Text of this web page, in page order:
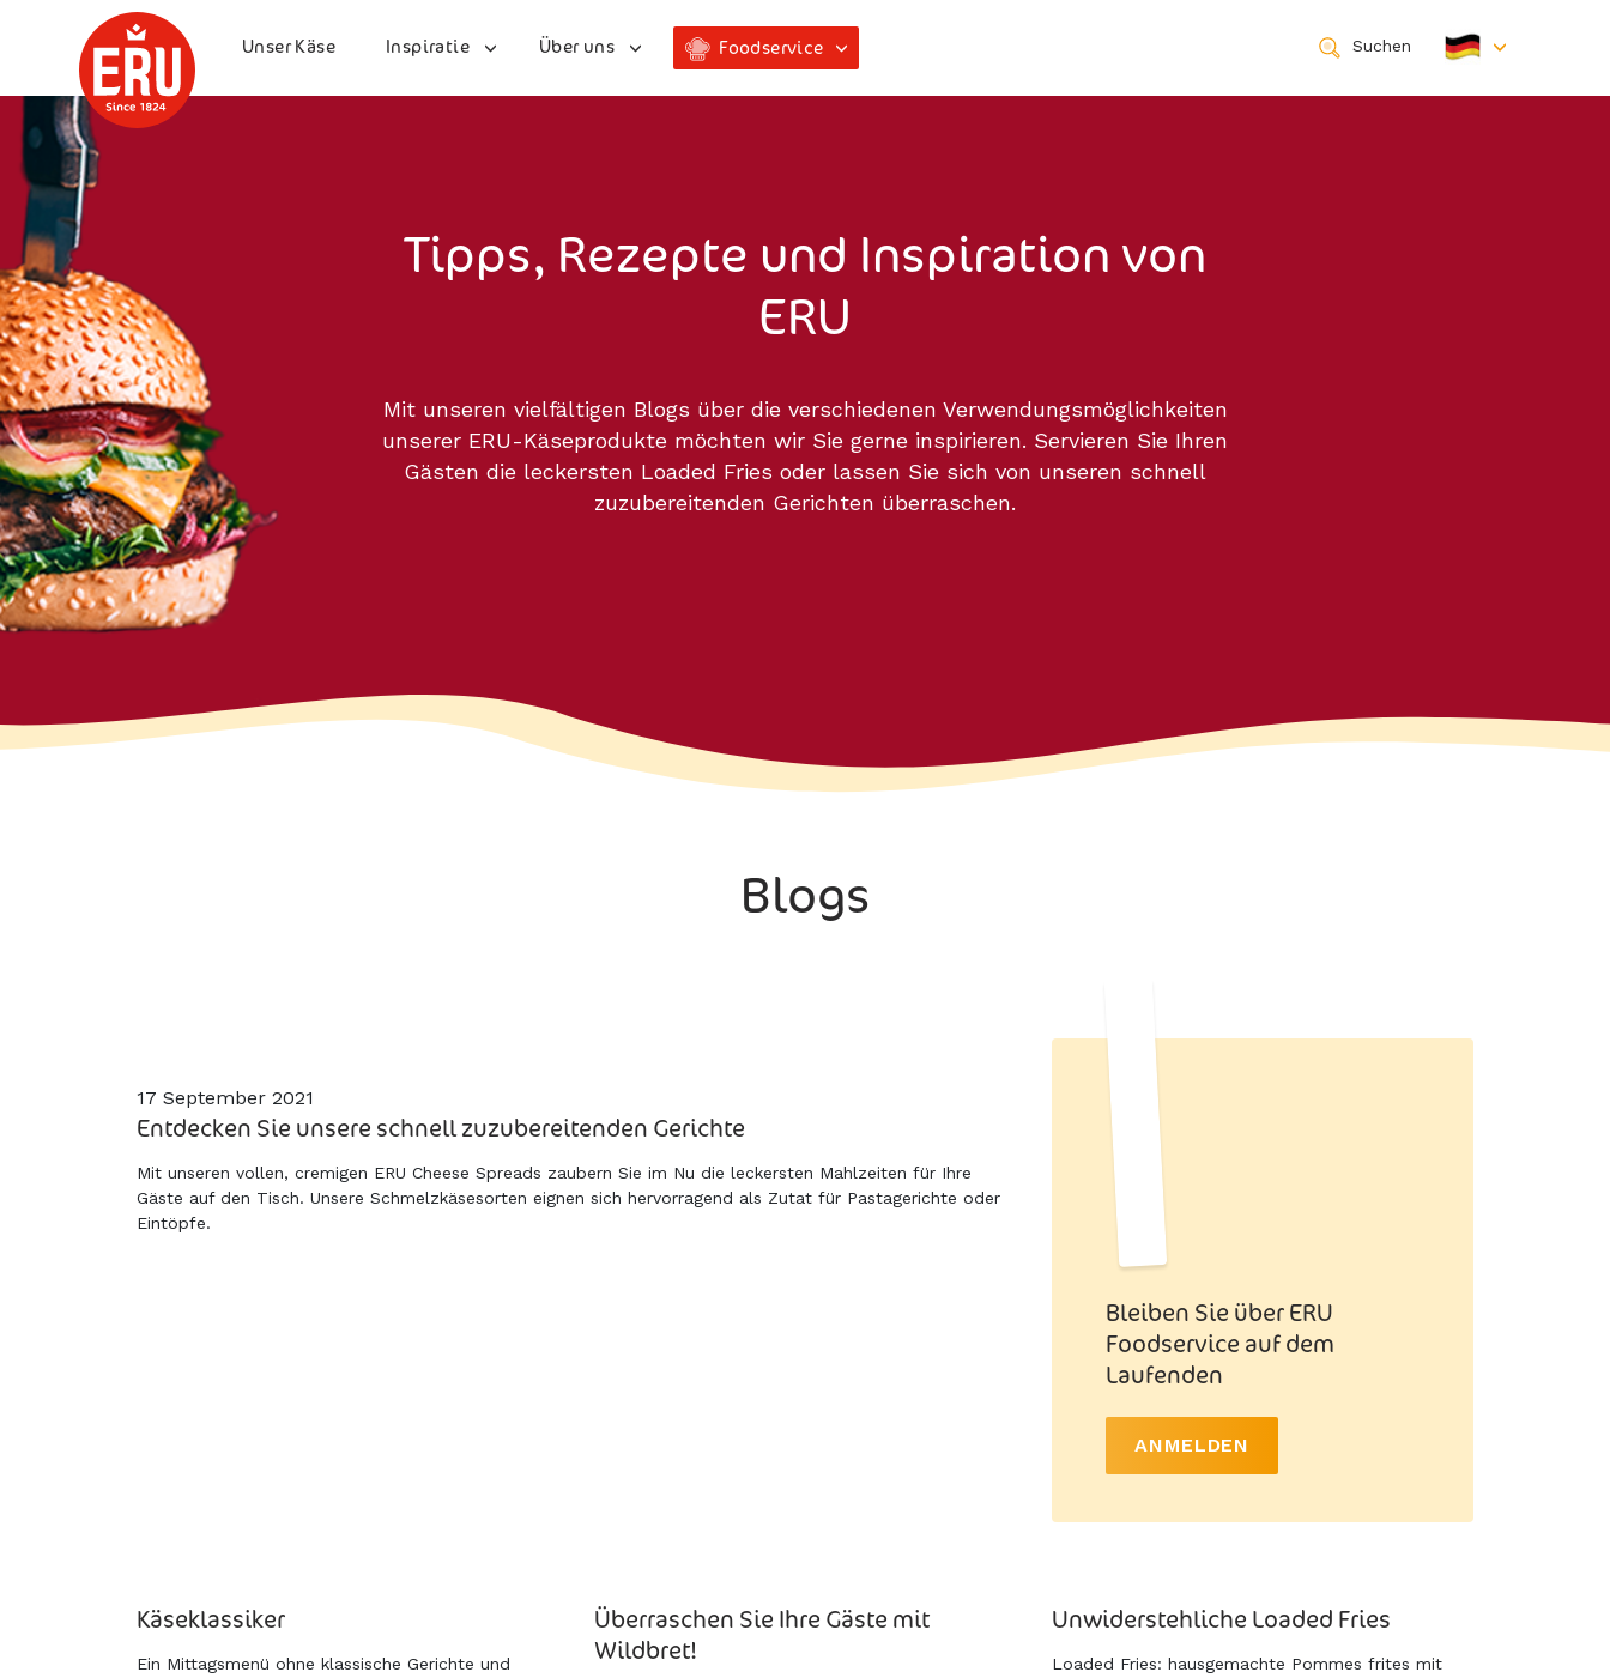
Unser Käse Inspiratie Über uns Foodservice Suchen
Tipps, Rezepte und Inspiration von
ERU
Mit unseren vielfältigen Blogs über die verschiedenen Verwendungsmöglichkeiten
unserer ERU-Käseprodukte möchten wir Sie gerne inspirieren. Servieren Sie Ihren
Gästen die leckersten Loaded Fries oder lassen Sie sich von unseren schnell
zuzubereitenden Gerichten überraschen.
Blogs
17 September 2021
Entdecken Sie unsere schnell zuzubereitenden Gerichte
Mit unseren vollen, cremigen ERU Cheese Spreads zaubern Sie im Nu die leckersten Mahlzeiten für Ihre
Gäste auf den Tisch. Unsere Schmelzkäsesorten eignen sich hervorragend als Zutat für Pastagerichte oder
Eintöpfe.
Bleiben Sie über ERU
Foodservice auf dem
Laufenden
ANMELDEN
Käseklassiker
Ein Mittagsmenü ohne klassische Gerichte und
Überraschen Sie Ihre Gäste mit
Wildbret!
Unwiderstehliche Loaded Fries
Loaded Fries: hausgemachte Pommes frites mit